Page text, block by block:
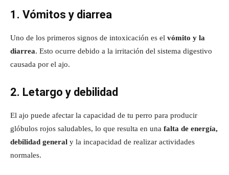
1. Vómitos y diarrea
Uno de los primeros signos de intoxicación es el vómito y la
diarrea. Esto ocurre debido a la irritación del sistema digestivo
causada por el ajo.
2. Letargo y debilidad
El ajo puede afectar la capacidad de tu perro para producir
glóbulos rojos saludables, lo que resulta en una falta de energía,
debilidad general y la incapacidad de realizar actividades
normales.